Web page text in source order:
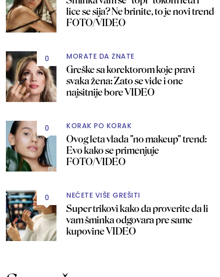
lice se sija? Ne brinite, to je novi trend
FOTO/VIDEO
0 MORATE DA ZNATE
Greške sa korektorom koje pravi
svaka žena: Zato se vide i one
najsitnije bore VIDEO
0 KORAK PO KORAK
Ovog leta vlada "no makeup" trend:
Evo kako se primenjuje
FOTO/VIDEO
0 NEĆETE VIŠE GREŠITI
Super trikovi kako da proverite da li
vam šminka odgovara pre same
kupovine VIDEO